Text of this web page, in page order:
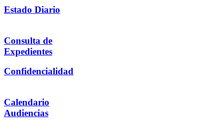
Estado Diario
Consulta de
Expedientes
Confidencialidad
Calendario
Audiencias